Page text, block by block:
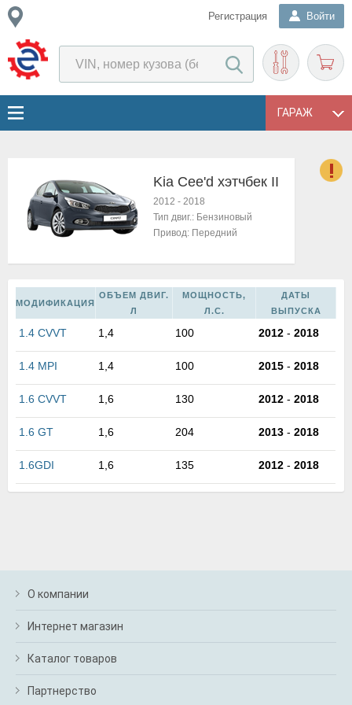
Регистрация Войти
ГАРАЖ
Kia Cee'd хэтчбек II
2012 - 2018
Тип двиг.: Бензиновый
Привод: Передний
МОДИФИКАЦИЯ
ОБЪЕМ ДВИГ.
Л
МОЩНОСТЬ,
Л.С.
ДАТЫ
ВЫПУСКА
1.4 CVVT 1,4 100 2012 - 2018
1.4 MPI 1,4 100 2015 - 2018
1.6 CVVT 1,6 130 2012 - 2018
1.6 GT 1,6 204 2013 - 2018
1.6GDI 1,6 135 2012 - 2018
О компании
Интернет магазин
Каталог товаров
Партнерство